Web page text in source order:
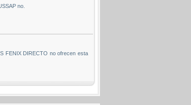
no.
FENIX DIRECTO no ofrecen esta